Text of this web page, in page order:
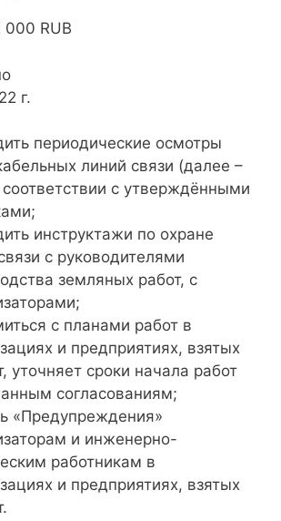
000 RUB
г.
периодические осмотры
линий связи (далее –
с утверждёнными
инструктажи по охране
с руководителями
земляных работ, с
с планами работ в
и предприятиях, взятых
уточняет сроки начала работ
согласованиям;
«Предупреждения»
и инженерно-
работникам в
и предприятиях, взятых